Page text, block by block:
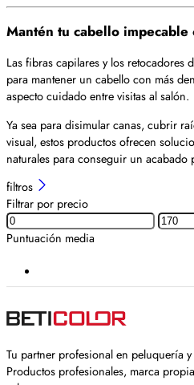
Mantén tu cabello impecable
Las fibras capilares y los retocadores
para mantener un cabello con más
aspecto cuidado entre visitas al salón.
Ya sea para disimular canas, cubrir
visual, estos productos ofrecen
naturales para conseguir un
filtros
Filtrar por precio
Puntuación media
Tu partner profesional en peluquería y
Productos profesionales, marca